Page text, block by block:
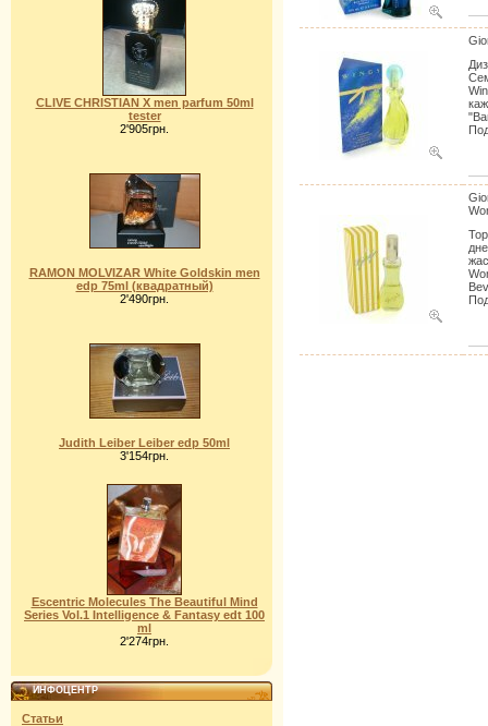
CLIVE CHRISTIAN X men parfum 50ml
tester
2'905грн.
RAMON MOLVIZAR White Goldskin men
edp 75ml (квадратный)
2'490грн.
Judith Leiber Leiber edp 50ml
3'154грн.
Escentric Molecules The Beautiful Mind
Series Vol.1 Intelligence & Fantasy edt 100
ml
2'274грн.
ИНФОЦЕНТР
Статьи